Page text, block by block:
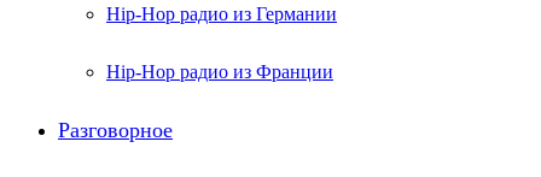
Hip-Hop радио из Германии
Hip-Hop радио из Франции
Разговорное